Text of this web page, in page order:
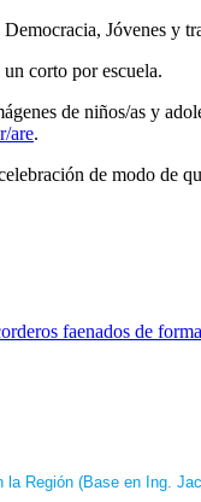
Jóvenes y
corto por escuela.
de niños/as y
are.
de modo de
faenados de